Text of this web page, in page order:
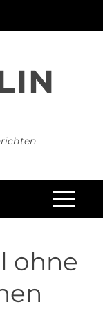
ohne